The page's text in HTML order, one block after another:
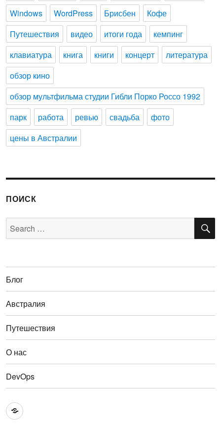
Windows
WordPress Брисбен
Кофе
Путешествия
видео итоги года
кемпинг
клавиатура
книга книги концерт
литература
обзор кино
обзор мультфильма студии Гибли Порко Россо 1992
парк
работа ревью свадьба
фото
цены в Австралии
ПОИСК
Search
for:
Блог
Австралия
Путешествия
О нас
DevOps
Австралия